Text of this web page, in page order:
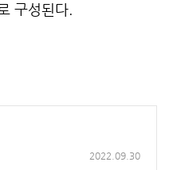
구성된다.
2022.09.30